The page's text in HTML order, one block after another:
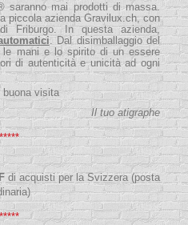
saranno mai prodotti di massa.
piccolaaziendaGravilux.ch, con
Friburgo. In questa azienda,
. Dal disimballaggio del
mani e lo spirito di un essere
di autenticità e unicità ad ogni
buona visita
Il tuo atigraphe
di acquisti per la Svizzera (posta
*****